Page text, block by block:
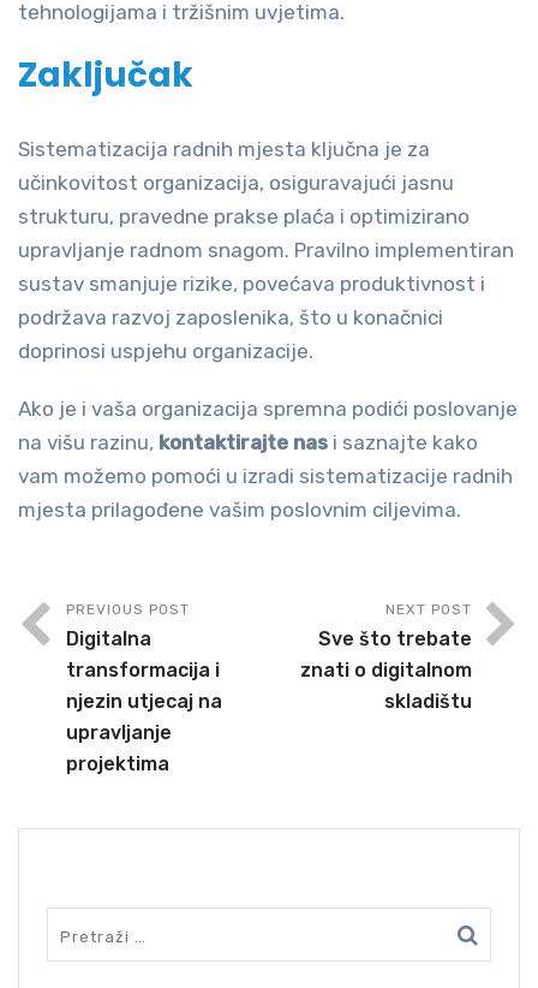
tehnologijama i tržišnim uvjetima.
Zaključak
Sistematizacija radnih mjesta ključna je za
učinkovitost organizacija, osiguravajući jasnu
strukturu, pravedne prakse plaća i optimizirano
upravljanje radnom snagom. Pravilno implementiran
sustav smanjuje rizike, povećava produktivnost i
podržava razvoj zaposlenika, što u konačnici
doprinosi uspjehu organizacije.
Ako je i vaša organizacija spremna podići poslovanje
na višu razinu, kontaktirajte nas i saznajte kako
vam možemo pomoći u izradi sistematizacije radnih
mjesta prilagođene vašim poslovnim ciljevima.
PREVIOUS POST
Digitalna
transformacija i
njezin utjecaj na
upravljanje
projektima
NEXT POST
Sve što trebate
znati o digitalnom
skladištu